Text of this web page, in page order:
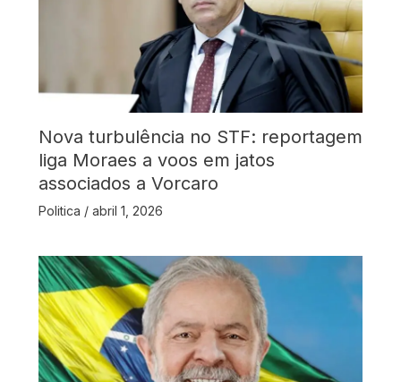
Nova turbulência no STF: reportagem
liga Moraes a voos em jatos
associados a Vorcaro
Politica / abril 1, 2026